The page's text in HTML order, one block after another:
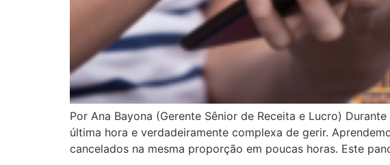
Por Ana Bayona (Gerente Sênior de Receita e Lucro)
última hora e verdadeiramente complexa de gerir.
cancelados na mesma proporção em poucas horas. Este